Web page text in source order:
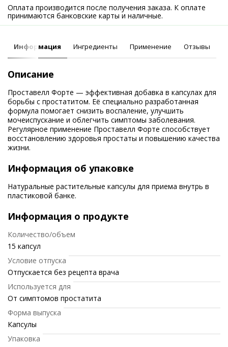
Оплата производится после получения заказа. К оплате
принимаются банковские карты и наличные.
Информация Ингредиенты Применение Отзывы
Описание
Проставелл Форте — эффективная добавка в капсулах для
борьбы с простатитом. Её специально разработанная
формула помогает снизить воспаление, улучшить
мочеиспускание и облегчить симптомы заболевания.
Регулярное применение Проставелл Форте способствует
восстановлению здоровья простаты и повышению качества
жизни.
Информация об упаковке
Натуральные растительные капсулы для приема внутрь в
пластиковой банке.
Информация о продукте
Количество/объем
15 капсул
Условие отпуска
Отпускается без рецепта врача
Используется для
От симптомов простатита
Форма выпуска
Капсулы
Упаковка